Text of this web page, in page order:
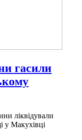
гасили
ліквідували
у Макухівці